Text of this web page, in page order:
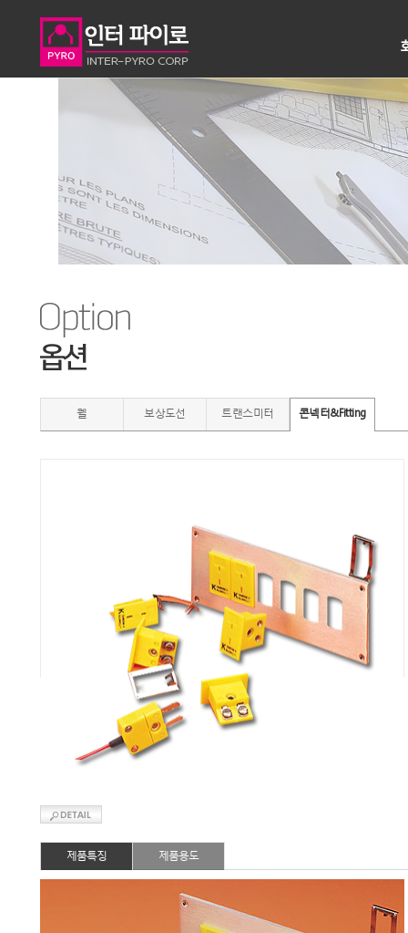
웰 보상도선 트랜스미터 콘넥터&Fitting
제품특징 제품용도